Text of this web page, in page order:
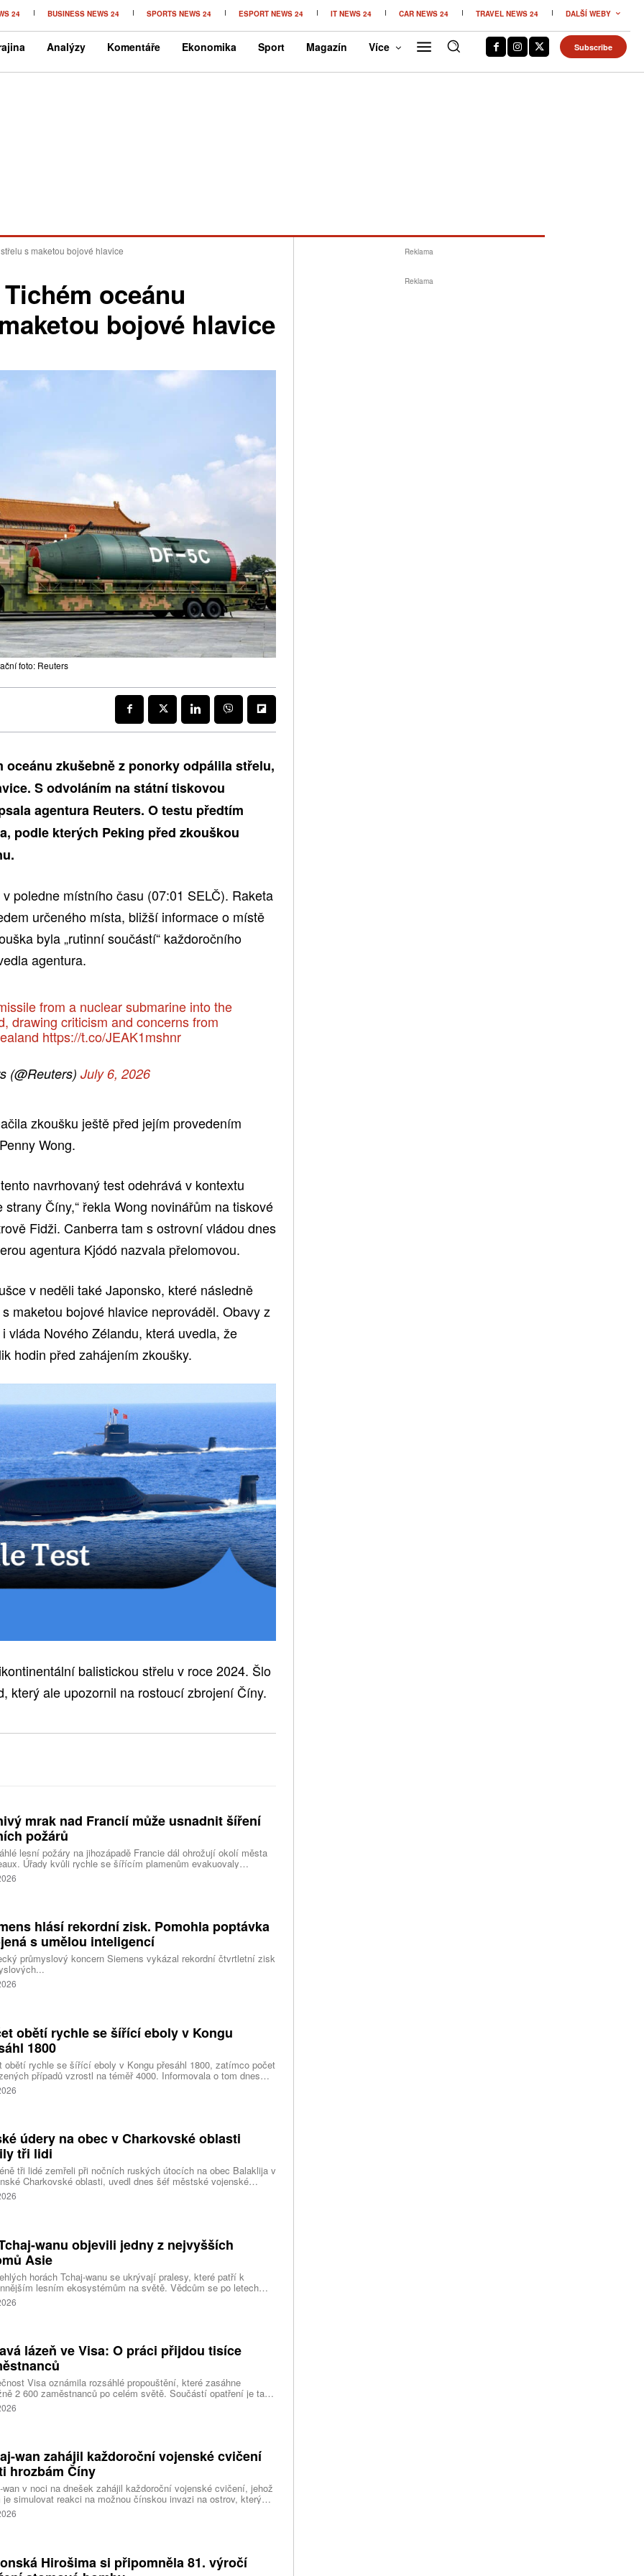
24 BUSINESS NEWS 24 SPORTS NEWS 24 ESPORT NEWS 24 IT NEWS 24 CAR NEWS 24 TRAVEL NEWS 24 DALŠÍ WEBY
Analýzy Komentáře Ekonomika Sport Magazín Více Subscribe
s maketou bojové hlavice
oceánu
bojové hlavice
foto: Reuters
oceánu zkušebně z ponorky odpálila střelu,
S odvoláním na státní tiskovou
agentura Reuters. O testu předtím
podle kterých Peking před zkouškou
poledne místního času (07:01 SELČ). Raketa
určeného místa, bližší informace o místě
byla „rutinní součástí“ každoročního
agentura.
from a nuclear submarine into the
drawing criticism and concerns from
https://t.co/JEAK1mshnr
(@Reuters) July 6, 2026
zkoušku ještě před jejím provedením
Wong.
navrhovaný test odehrává v kontextu
Číny,“ řekla Wong novinářům na tiskové
Fidži. Canberra tam s ostrovní vládou dnes
agentura Kjódó nazvala přelomovou.
v neděli také Japonsko, které následně
maketou bojové hlavice neprováděl. Obavy z
vláda Nového Zélandu, která uvedla, že
hodin před zahájením zkoušky.
balistickou střelu v roce 2024. Šlo
který ale upozornil na rostoucí zbrojení Číny.
mrak nad Francií může usnadnit šíření
požárů
lesní požáry na jihozápadě Francie dál ohrožují okolí města
Úřady kvůli rychle se šířícím plamenům evakuovaly
lidí a nevylučují ani další rozšiřování bezpečnostních
Hasiči zároveň čelí neobvyklému jevu, který podle nich
hlásí rekordní zisk. Pomohla poptávka
s umělou inteligencí
průmyslový koncern Siemens vykázal rekordní čtvrtletní zisk
obětí rychle se šířící eboly v Kongu
1800
obětí rychle se šířící eboly v Kongu přesáhl 1800, zatímco počet
případů vzrostl na téměř 4000. Informovala o tom dnes
Reuters s odkazem na konžské úřady.
údery na obec v Charkovské oblasti
tři lidi
tři lidé zemřeli při nočních ruských útocích na obec Balaklija v
Charkovské oblasti, uvedl dnes šéf městské vojenské
Vitalij Karabanov. Ukrajinské letectvo ráno oznámilo, že Rusko
útočilo na Ukrajinu čtyřmi střelami a 101 bezpilotními letouny,
wanu objevili jedny z nejvyšších
Asie
horách Tchaj-wanu se ukrývají pralesy, které patří k
lesním ekosystémům na světě. Vědcům se po letech
pátrání podařilo objevit jedli tchajwanskou vysokou 84,1
která je dnes považována za nejvyšší známý strom ve
lázeň ve Visa: O práci přijdou tisíce
Visa oznámila rozsáhlé propouštění, které zasáhne
2 600 zaměstnanců po celém světě. Součástí opatření je také
320 pracovních míst v kalifornském Foster City, kde firma
významné technologické centrum. Vyplývá to z dokumentů
wan zahájil každoroční vojenské cvičení
hrozbám Číny
wan v noci na dnešek zahájil každoroční vojenské cvičení, jehož
simulovat reakci na možnou čínskou invazi na ostrov, který
pokládá za součást svého území. Desetidenní manévry se
konat na různých místech po celém ostrově, informovala
Hirošima si připomněla 81. výročí
Reklama
Reklama